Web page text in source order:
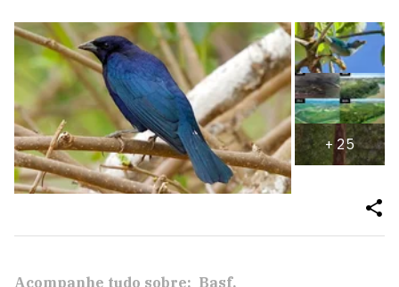
+ 25
Acompanhe tudo sobre: Basf